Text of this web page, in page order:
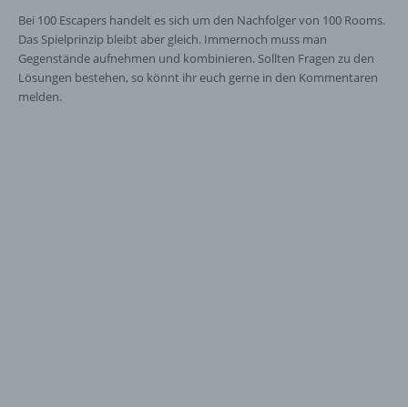
Bei 100 Escapers handelt es sich um den Nachfolger von 100 Rooms.
Das Spielprinzip bleibt aber gleich. Immernoch muss man
Gegenstände aufnehmen und kombinieren. Sollten Fragen zu den
Lösungen bestehen, so könnt ihr euch gerne in den Kommentaren
melden.